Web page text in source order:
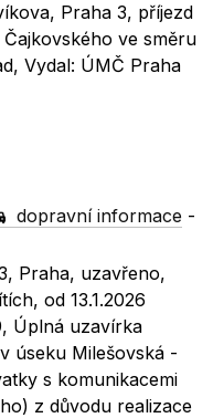
Praha 3, příjezd
ve směru
Vydal: ÚMČ Praha
dopravní informace -
Praha, uzavřeno,
od 13.1.2026
Úplná uzavírka
úseku Milešovská -
s komunikacemi
z důvodu realizace